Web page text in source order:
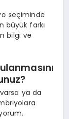
seçiminde
büyük farkı
bilgi ve
ya da